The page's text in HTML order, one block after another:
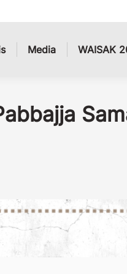
Media WAISAK